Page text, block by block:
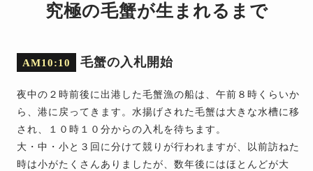
究極の毛蟹が生まれるまで
AM10:10 毛蟹の入札開始
夜中の２時前後に出港した毛蟹漁の船は、午前８時くらいか
ら、港に戻ってきます。水揚げされた毛蟹は大きな水槽に移
され、１０時１０分からの入札を待ちます。
大・中・小と３回に分けて競りが行われますが、以前訪ねた
時は小がたくさんありましたが、数年後にはほとんどが大